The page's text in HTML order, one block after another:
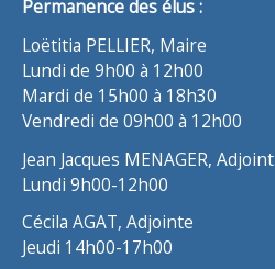
Permanence des élus :
Loëtitia PELLIER, Maire
Lundi de 9h00 à 12h00
Mardi de 15h00 à 18h30
Vendredi de 09h00 à 12h00
Jean Jacques MENAGER, Adjoint
Lundi 9h00-12h00
Cécila AGAT, Adjointe
Jeudi 14h00-17h00